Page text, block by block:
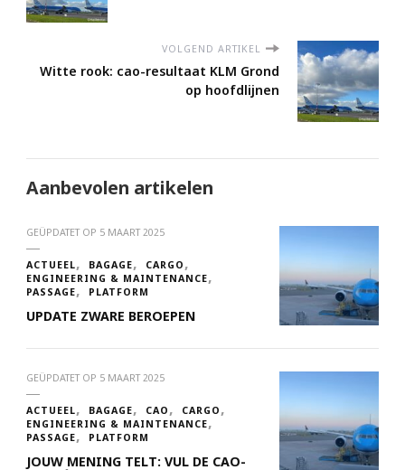
VOLGEND ARTIKEL
Witte rook: cao-resultaat KLM Grond
op hoofdlijnen
Aanbevolen artikelen
GEÜPDATET OP 5 MAART 2025
ACTUEEL BAGAGE
CARGO
ENGINEERING & MAINTENANCE
PASSAGE
PLATFORM
UPDATE ZWARE BEROEPEN
GEÜPDATET OP 5 MAART 2025
ACTUEEL BAGAGE CAO
CARGO
ENGINEERING & MAINTENANCE
PASSAGE
PLATFORM
JOUW MENING TELT: VUL DE CAO-